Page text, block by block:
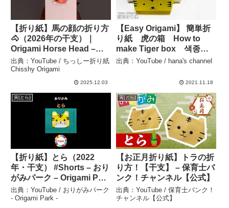
【折り紙】馬の顔の折り方
🐴（2026年の干支）｜
Origami Horse Head –
2026 Zodiac – ちっしー折
り紙 Chisshy Origami
出典：YouTube / ちっしー折り紙
Chisshy Origami
2025.12.03
【Easy Origami】 簡単折
り紙 虎の箱 How to
make Tiger box 색종이
접기 귀여운 호랑이박스
folding paper 2022年の
channel
出典：YouTube / hana's channel
2021.11.18
寅(とら)
【折り紙】とら（2022
年・干支） #Shorts – おり
がみパーク – Origami Park
–
出典：YouTube / おりがみパーク
- Origami Park -
寅(とら)
【お正月折り紙】トラの折
り方！【干支】 – 保育士バ
ンク！チャンネル【公式】
出典：YouTube / 保育士バンク！
チャンネル【公式】